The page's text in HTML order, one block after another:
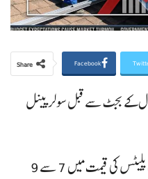
Share Facebook
کے بجٹ سے قبل سولر پینل
مارکیٹ ذرائع کے مطابق فی سولر پلیٹ پلیٹس کی قیمت میں 7 سے 9